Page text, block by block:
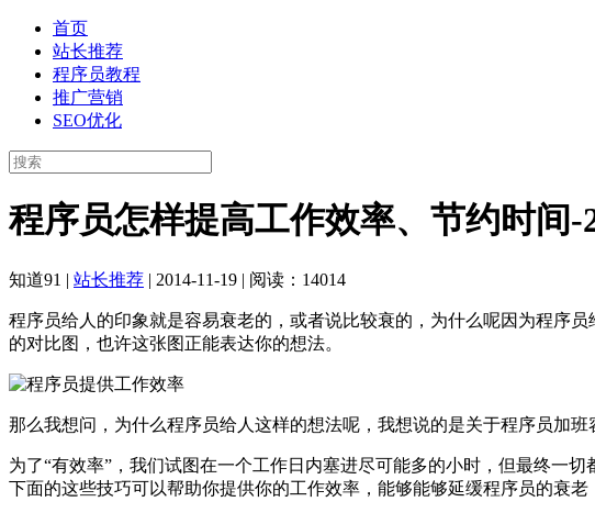
首页
站长推荐
程序员教程
推广营销
SEO优化
程序员怎样提高工作效率、节约时间-
知道91 | 站长推荐 | 2014-11-19 | 阅读：14014
程序员给人的印象就是容易衰老的，或者说比较衰的，为什么呢因为程序
的对比图，也许这张图正能表达你的想法。
那么我想问，为什么程序员给人这样的想法呢，我想说的是关于程序员加
为了“有效率”，我们试图在一个工作日内塞进尽可能多的小时，但最终一
下面的这些技巧可以帮助你提供你的工作效率，能够能够延缓程序员的衰老